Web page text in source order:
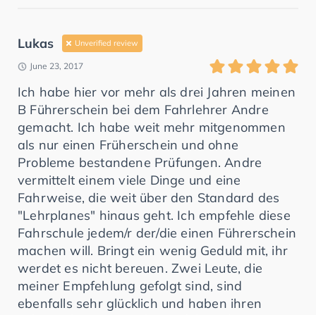
Lukas Unverified review
June 23, 2017
Ich habe hier vor mehr als drei Jahren meinen
B Führerschein bei dem Fahrlehrer Andre
gemacht. Ich habe weit mehr mitgenommen
als nur einen Früherschein und ohne
Probleme bestandene Prüfungen. Andre
vermittelt einem viele Dinge und eine
Fahrweise, die weit über den Standard des
"Lehrplanes" hinaus geht. Ich empfehle diese
Fahrschule jedem/r der/die einen Führerschein
machen will. Bringt ein wenig Geduld mit, ihr
werdet es nicht bereuen. Zwei Leute, die
meiner Empfehlung gefolgt sind, sind
ebenfalls sehr glücklich und haben ihren